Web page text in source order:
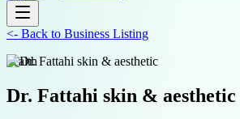
<- Back to Business Listing
health
Dr. Fattahi skin & aesthetic